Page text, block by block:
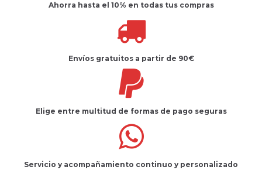
Ahorra hasta el 10% en todas tus compras
Envíos gratuitos a partir de 90€
Elige entre multitud de formas de pago seguras
Servicio y acompañamiento continuo y personalizado